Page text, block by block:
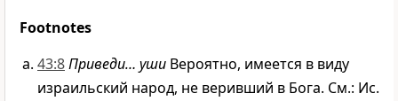
Footnotes
43:8Приведи… уши Вероятно, имеется в виду
израильский народ, не веривший в Бога. См.: Ис.